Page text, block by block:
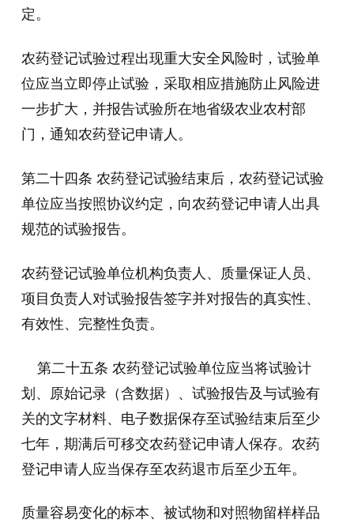
定。
农药登记试验过程出现重大安全风险时，试验单
位应当立即停止试验，采取相应措施防止风险进
一步扩大，并报告试验所在地省级农业农村部
门，通知农药登记申请人。
第二十四条 农药登记试验结束后，农药登记试验
单位应当按照协议约定，向农药登记申请人出具
规范的试验报告。
农药登记试验单位机构负责人、质量保证人员、
项目负责人对试验报告签字并对报告的真实性、
有效性、完整性负责。
第二十五条 农药登记试验单位应当将试验计
划、原始记录（含数据）、试验报告及与试验有
关的文字材料、电子数据保存至试验结束后至少
七年，期满后可移交农药登记申请人保存。农药
登记申请人应当保存至农药退市后至少五年。
质量容易变化的标本、被试物和对照物留样样品